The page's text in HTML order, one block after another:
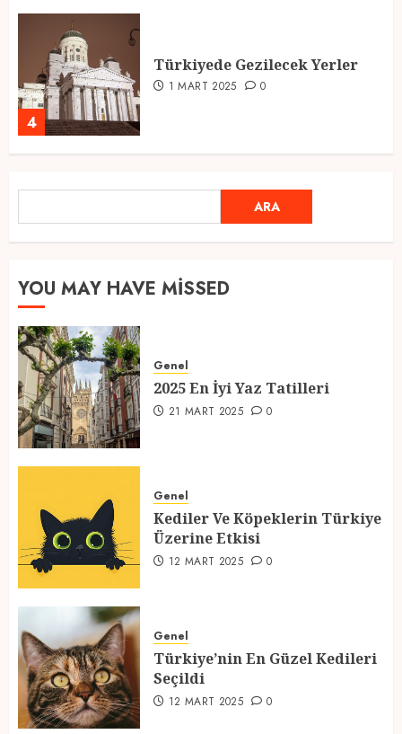
4
Türkiyede Gezilecek Yerler
1 MART 2025 0
Ramazan Ayı 2025: Manevi
Atmosfer ve Özel Hazırlıklar
1
21 MART 2025
2
Üzerine Etkisi
12 MART 2025 0
3
Seçildi
12 MART 2025 0
ARA
YOU MAY HAVE MISSED
Genel
2025 En İyi Yaz Tatilleri
21 MART 2025 0
Genel
Kediler Ve Köpeklerin Türkiye
Üzerine Etkisi
12 MART 2025 0
Genel
Türkiye’nin En Güzel Kedileri
Seçildi
12 MART 2025 0